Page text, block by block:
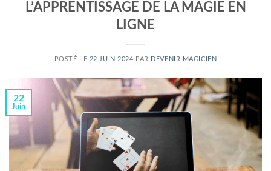
L’APPRENTISSAGE DE LA MAGIE EN
LIGNE
POSTÉ LE 22 JUIN 2024 PAR DEVENIR MAGICIEN
22
Juin